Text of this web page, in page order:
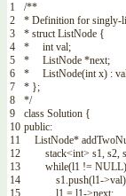
1
2
3
4
5
6
7
8
9
10
11
12
13
14
/**
* Definition for singly-
* struct ListNode {
* int val;
* ListNode *next;
* ListNode(int x) :
* };
*/
class Solution {
public:
ListNode*
stack<int> s1, s2, s
while(l1 != NULL)
s1.push(l1->val)